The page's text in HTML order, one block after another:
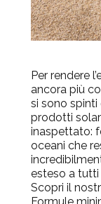
Per rendere
ancora più
si sono
prodotti
inaspettato:
oceani che
esteso a tutti
Scopri il